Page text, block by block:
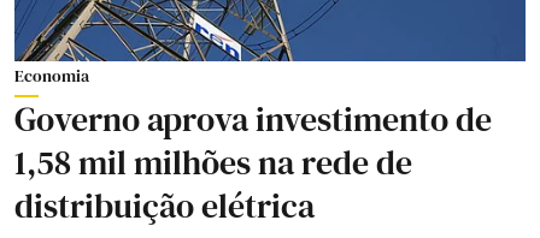
Economia
Governo aprova investimento de
1,58 mil milhões na rede de
distribuição elétrica